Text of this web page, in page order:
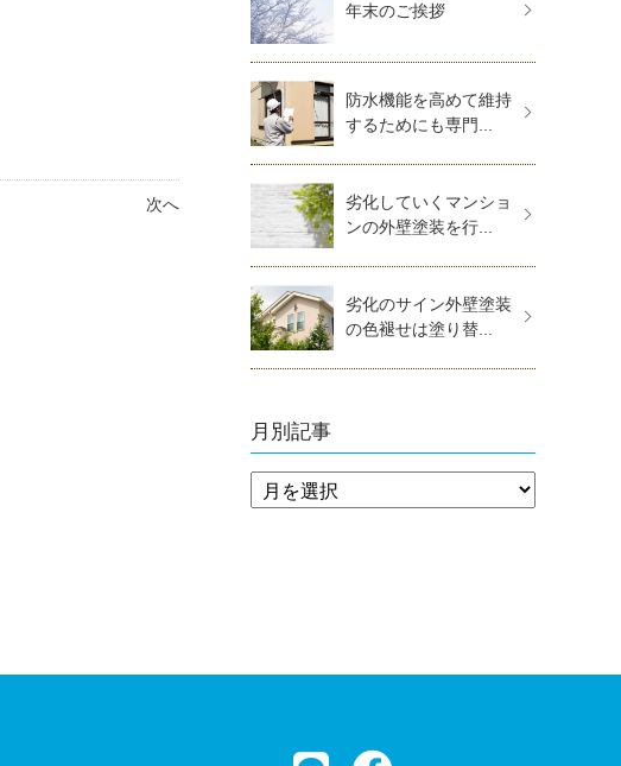
次へ
年末のご挨拶
防水機能を高めて維持
するためにも専門...
劣化していくマンショ
ンの外壁塗装を行...
劣化のサイン外壁塗装
の色褪せは塗り替...
月別記事